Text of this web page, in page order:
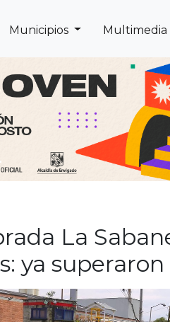
Municipios Multimedia
La
ya superaron